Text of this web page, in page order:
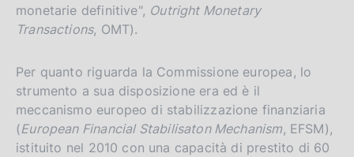
monetarie definitive", Outright Monetary
Transactions, OMT).
Per quanto riguarda la Commissione europea, lo
strumento a sua disposizione era ed è il
meccanismo europeo di stabilizzazione finanziaria
(European Financial Stabilisaton Mechanism, EFSM),
istituito nel 2010 con una capacità di prestito di 60